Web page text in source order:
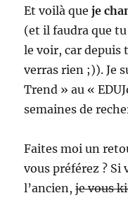
Et voilà queje
(et il faudra que
le voir, car depuis
verras rien ;)). Je
Trend » au «
semaines de
Faites moi un
vous préférez ? Si
l’ancien,je vous